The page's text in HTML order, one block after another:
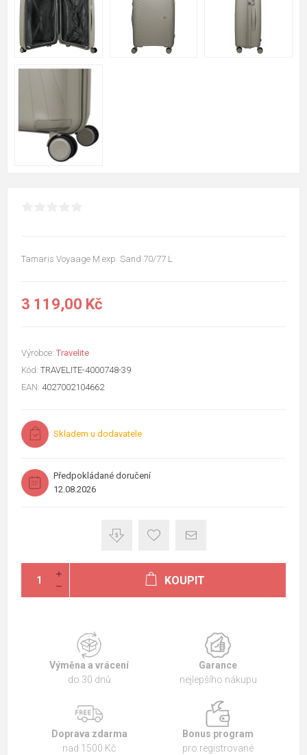
Tamaris Voyaage M exp. Sand 70/77 L
3 119,00 Kč
Výrobce: Travelite
Kód: TRAVELITE-4000748-39
EAN: 4027002104662
Skladem u dodavatele
Předpokládané doručení
12.08.2026
KOUPIT
Výměna a vrácení
do 30 dnů
Garance
nejlepšího nákupu
Doprava zdarma
nad 1500 Kč
Bonus program
pro registrované